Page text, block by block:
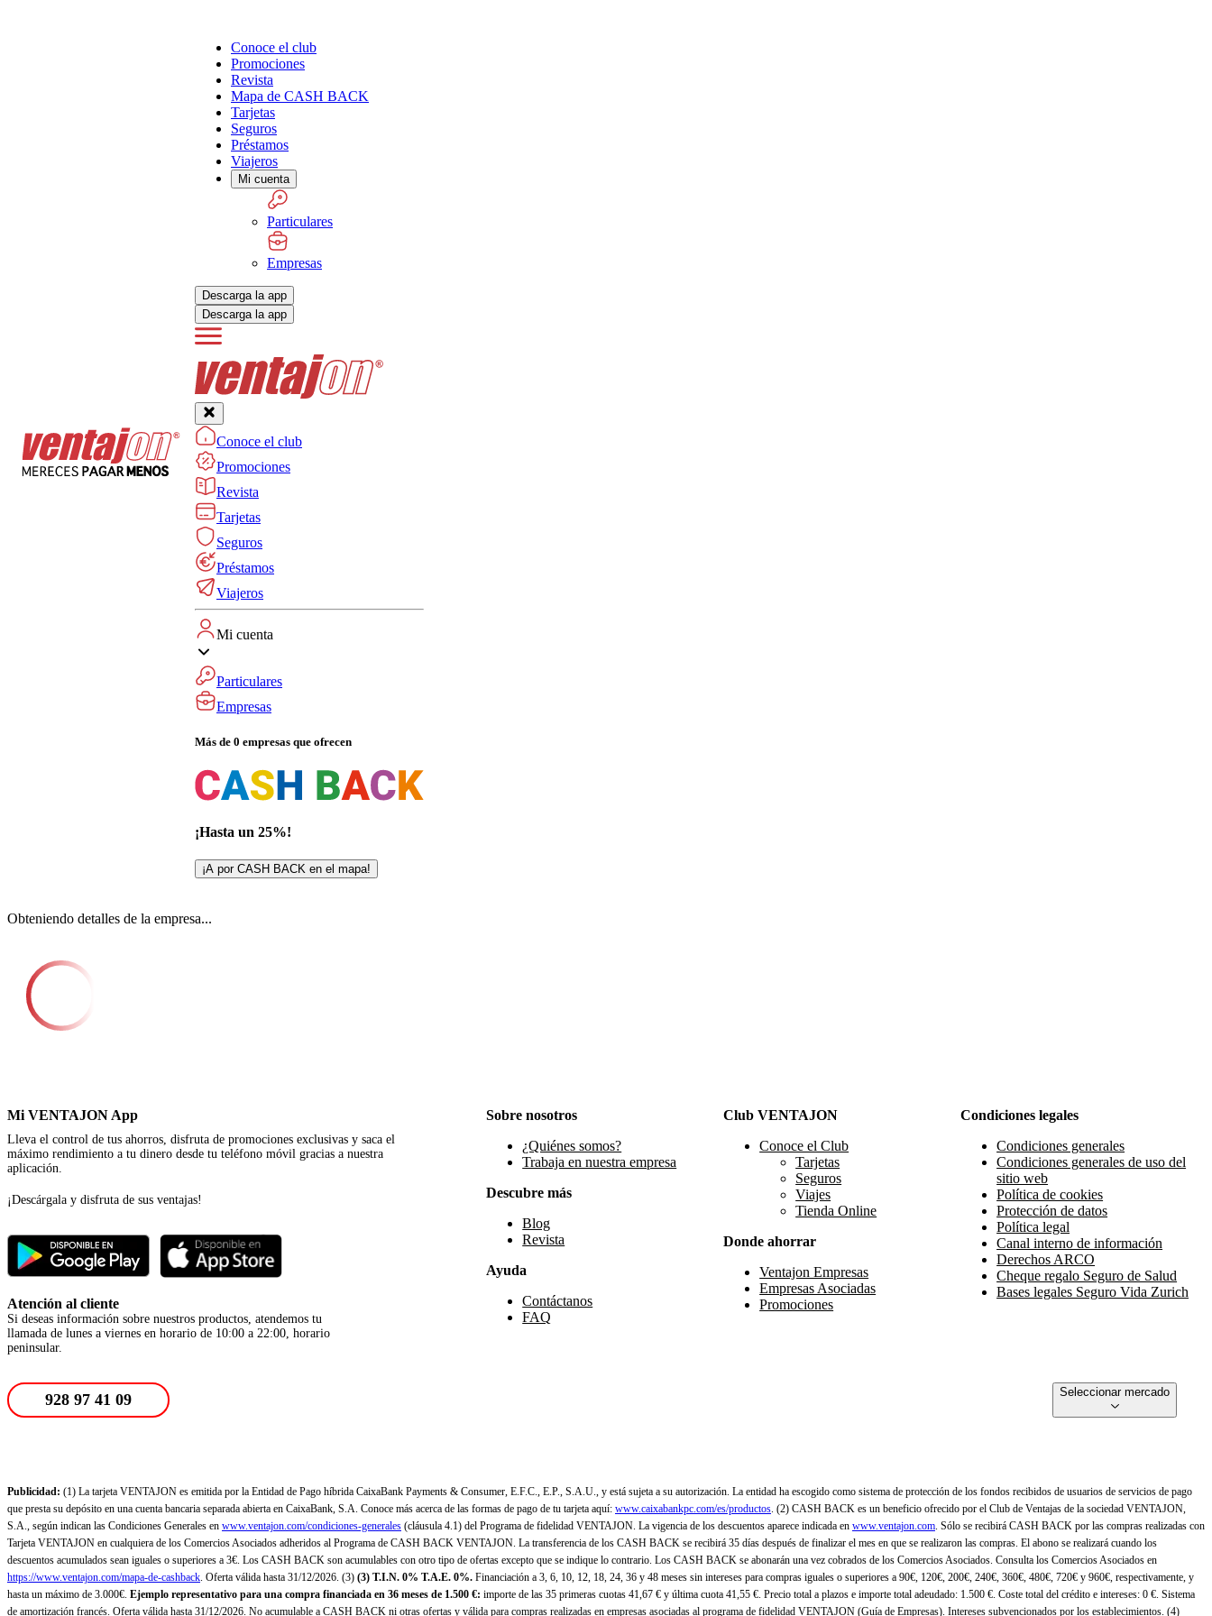
Conoce el club
Promociones
Revista
Mapa de CASH BACK
Tarjetas
Seguros
Préstamos
Viajeros
Mi cuenta
Particulares
Empresas
Descarga la app
Descarga la app
Conoce el club
Promociones
Revista
Tarjetas
Seguros
Préstamos
Viajeros
Mi cuenta
Particulares
Empresas
Más de 0 empresas que ofrecen
¡Hasta un 25%!
¡A por CASH BACK en el mapa!
Obteniendo detalles de la empresa...
Mi VENTAJON App
Lleva el control de tus ahorros, disfruta de promociones exclusivas y saca el
máximo rendimiento a tu dinero desde tu teléfono móvil gracias a nuestra
aplicación.
¡Descárgala y disfruta de sus ventajas!
Atención al cliente
Si deseas información sobre nuestros productos, atendemos tu
llamada de lunes a viernes en horario de 10:00 a 22:00, horario
peninsular.
Sobre nosotros
¿Quiénes somos?
Trabaja en nuestra empresa
Descubre más
Blog
Revista
Ayuda
Contáctanos
FAQ
Club VENTAJON
Conoce el Club
Tarjetas
Seguros
Viajes
Tienda Online
Donde ahorrar
Ventajon Empresas
Empresas Asociadas
Promociones
Condiciones legales
Condiciones generales
Condiciones generales de uso del
sitio web
Política de cookies
Protección de datos
Política legal
Canal interno de información
Derechos ARCO
Cheque regalo Seguro de Salud
Bases legales Seguro Vida Zurich
928 97 41 09 Seleccionar mercado
Publicidad: (1) La tarjeta VENTAJON es emitida por la Entidad de Pago híbrida CaixaBank Payments & Consumer, E.F.C., E.P., S.A.U., y está sujeta a su autorización. La entidad ha escogido como sistema de protección de los fondos recibidos de usuarios de servicios de pago
que presta su depósito en una cuenta bancaria separada abierta en CaixaBank, S.A. Conoce más acerca de las formas de pago de tu tarjeta aquí: www.caixabankpc.com/es/productos. (2) CASH BACK es un beneficio ofrecido por el Club de Ventajas de la sociedad VENTAJON,
S.A., según indican las Condiciones Generales en www.ventajon.com/condiciones-generales (cláusula 4.1) del Programa de fidelidad VENTAJON. La vigencia de los descuentos aparece indicada en www.ventajon.com. Sólo se recibirá CASH BACK por las compras realizadas con
Tarjeta VENTAJON en cualquiera de los Comercios Asociados adheridos al Programa de CASH BACK VENTAJON. La transferencia de los CASH BACK se recibirá 35 días después de finalizar el mes en que se realizaron las compras. El abono se realizará cuando los
descuentos acumulados sean iguales o superiores a 3€. Los CASH BACK son acumulables con otro tipo de ofertas excepto que se indique lo contrario. Los CASH BACK se abonarán una vez cobrados de los Comercios Asociados. Consulta los Comercios Asociados en
https://www.ventajon.com/mapa-de-cashback. Oferta válida hasta 31/12/2026. (3) (3) T.I.N. 0% T.A.E. 0%. Financiación a 3, 6, 10, 12, 18, 24, 36 y 48 meses sin intereses para compras iguales o superiores a 90€, 120€, 200€, 240€, 360€, 480€, 720€ y 960€, respectivamente, y
hasta un máximo de 3.000€. Ejemplo representativo para una compra financiada en 36 meses de 1.500 €: importe de las 35 primeras cuotas 41,67 € y última cuota 41,55 €. Precio total a plazos e importe total adeudado: 1.500 €. Coste total del crédito e intereses: 0 €. Sistema
de amortización francés. Oferta válida hasta 31/12/2026. No acumulable a CASH BACK ni otras ofertas y válida para compras realizadas en empresas asociadas al programa de fidelidad VENTAJON (Guía de Empresas). Intereses subvencionados por los establecimientos. (4)